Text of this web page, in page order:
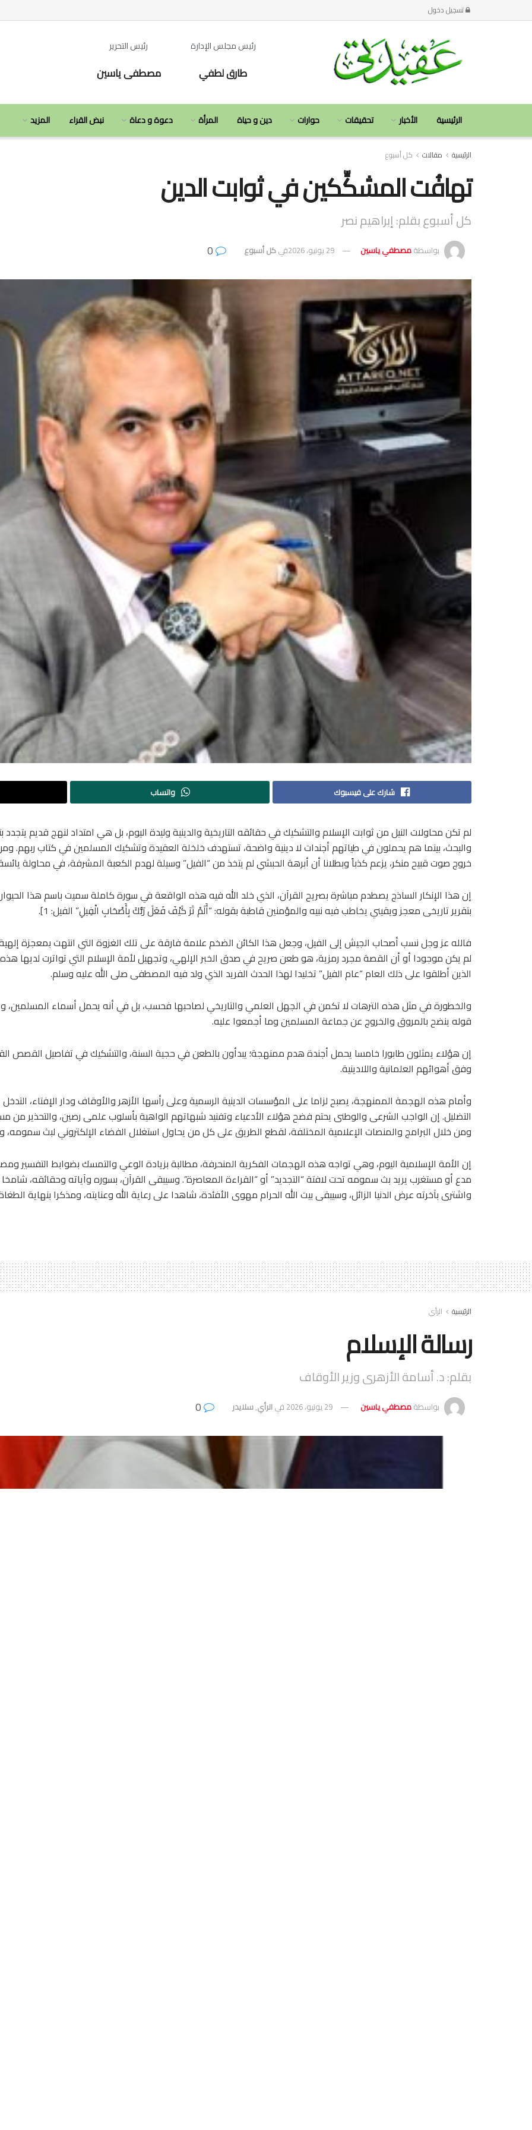
تسجيل دخول
رئيس مجلس الإدارة
طارق لطفي
رئيس التحرير
مصطفى ياسين
الرئيسية الأخبار تحقيقات حوارات دين و حياة المرأة دعوة و دعاة نبض القراء المزيد
الرئيسية مقالات كل أسبوع
تهافُت المشكِّكين في ثوابت الدين
كل أسبوع بقلم: إبراهيم نصر
بواسطةمصطفي ياسين 29 يونيو، 2026 فيكل أسبوع
شارك على فيسبوك واتساب
لم تكن محاولات النيل من ثوابت الإسلام والتشكيك في حقائقه التاريخية والدينية وليدة اليوم، بل هي امتداد لنهج قديم
والبحث، بينما هم يحملون في طياتهم أجندات لا دينية واضحة، تستهدف خلخلة العقيدة وتشكيك المسلمين في كتاب ربهم.
خروج صوت قبيح منكر، يزعم كذباً وبطلانا أن أبرهة الحبشي لم يتخذ من “الفيل” وسيلة لهدم الكعبة المشرفة، في محاولة يائسة
إن هذا الإنكار الساذج يصطدم مباشرة بصريح القرآن، الذي خلد الله فيه هذه الواقعة في سورة كاملة سميت باسم هذا
بتقرير تاريخى معجز ويقيني يخاطب فيه نبيه والمؤمنين قاطبة بقوله: “أَلَمْ تَرَ كَيْفَ فَعَلَ رَبُّكَ بِأَصْحَابِ الْفِيلِ” الفيل: 1].
فالله عز وجل نسب أصحاب الجيش إلى الفيل، وجعل هذا الكائن الضخم علامة فارقة على تلك الغزوة التي انتهت بمعجزة
لم يكن موجودا أو أن القصة مجرد رمزية، هو طعن صريح في صدق الخبر الإلهي، وتجهيل لأمة الإسلام التي تواترت لديها هذه
الذين أطلقوا على ذلك العام “عام الفيل” تخليدا لهذا الحدث الفريد الذي ولد فيه المصطفى صلى الله عليه وسلم.
والخطورة في مثل هذه الترهات لا تكمن في الجهل العلمي والتاريخي لصاحبها فحسب، بل في أنه يحمل أسماء المسلمين،
قوله ينضح بالمروق والخروج عن جماعة المسلمين وما أجمعوا عليه.
إن هؤلاء يمثلون طابورا خامسا يحمل أجندة هدم ممنهجة؛ يبدأون بالطعن في حجية السنة، والتشكيك في تفاصيل القصص
وفق أهوائهم العلمانية واللادينية.
وأمام هذه الهجمة الممنهجة، يصبح لزاما على المؤسسات الدينية الرسمية وعلى رأسها الأزهر والأوقاف ودار الإفتاء،
التضليل. إن الواجب الشرعى والوطنى يحتم فضح هؤلاء الأدعياء وتفنيد شبهاتهم الواهية بأسلوب علمى رصين، والتحذير
ومن خلال البرامج والمنصات الإعلامية المختلفة، لقطع الطريق على كل من يحاول استغلال الفضاء الإلكتروني لبث سمومه،
إن الأمة الإسلامية اليوم، وهي تواجه هذه الهجمات الفكرية المنحرفة، مطالبة بزيادة الوعي والتمسك بضوابط التفسير
مدع أو مستغرب يريد بث سمومه تحت لافتة “التجديد” أو “القراءة المعاصرة”. وسيبقى القرآن، بسوره وآياته وحقائقه،
واشترى بآخرته عرض الدنيا الزائل، وسيبقى بيت الله الحرام مهوى الأفئدة، شاهدا على رعاية الله وعنايته، ومذكرا بنهاية
الرئيسية الرأي
رسالة الإسلام
بقلم: د. أسامة الأزهرى وزير الأوقاف
بواسطةمصطفي ياسين 29 يونيو، 2026 فيالرأي,سلايدر